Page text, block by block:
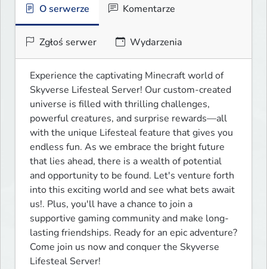
O serwerze Komentarze
Zgłoś serwer Wydarzenia
Experience the captivating Minecraft world of
Skyverse Lifesteal Server! Our custom-created
universe is filled with thrilling challenges,
powerful creatures, and surprise rewards—all
with the unique Lifesteal feature that gives you
endless fun. As we embrace the bright future
that lies ahead, there is a wealth of potential
and opportunity to be found. Let's venture forth
into this exciting world and see what bets await
us!. Plus, you'll have a chance to join a
supportive gaming community and make long-
lasting friendships. Ready for an epic adventure?
Come join us now and conquer the Skyverse
Lifesteal Server!